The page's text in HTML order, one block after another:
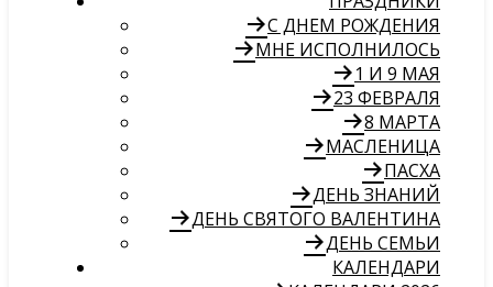
С ДНЕМ РОЖДЕНИЯ
МНЕ ИСПОЛНИЛОСЬ
1 И 9 МАЯ
23 ФЕВРАЛЯ
8 МАРТА
МАСЛЕНИЦА
ПАСХА
ДЕНЬ ЗНАНИЙ
ДЕНЬ СВЯТОГО ВАЛЕНТИНА
ДЕНЬ СЕМЬИ
КАЛЕНДАРИ